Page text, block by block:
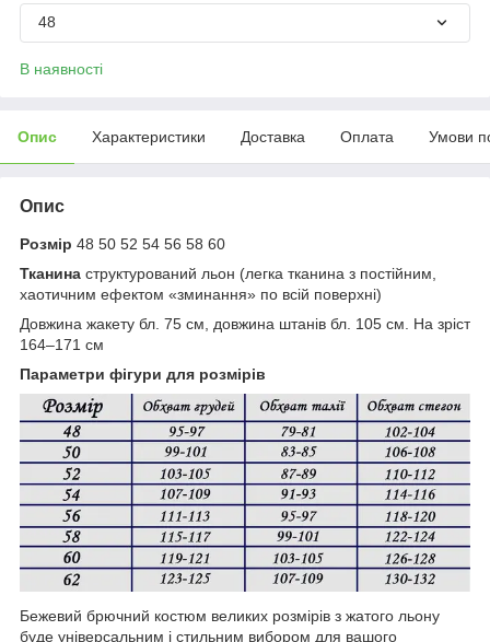
48
В наявності
Опис Характеристики Доставка Оплата Умови
Опис
Розмір 48 50 52 54 56 58 60
Тканина структурований льон (легка тканина з постійним,
хаотичним ефектом «зминання» по всій поверхні)
Довжина жакету бл. 75 см, довжина штанів бл. 105 см. На зріст
164–171 см
Параметри фігури для розмірів
Бежевий брючний костюм великих розмірів з жатого льону
буде універсальним і стильним вибором для вашого